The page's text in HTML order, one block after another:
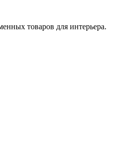
товаров для интерьера.